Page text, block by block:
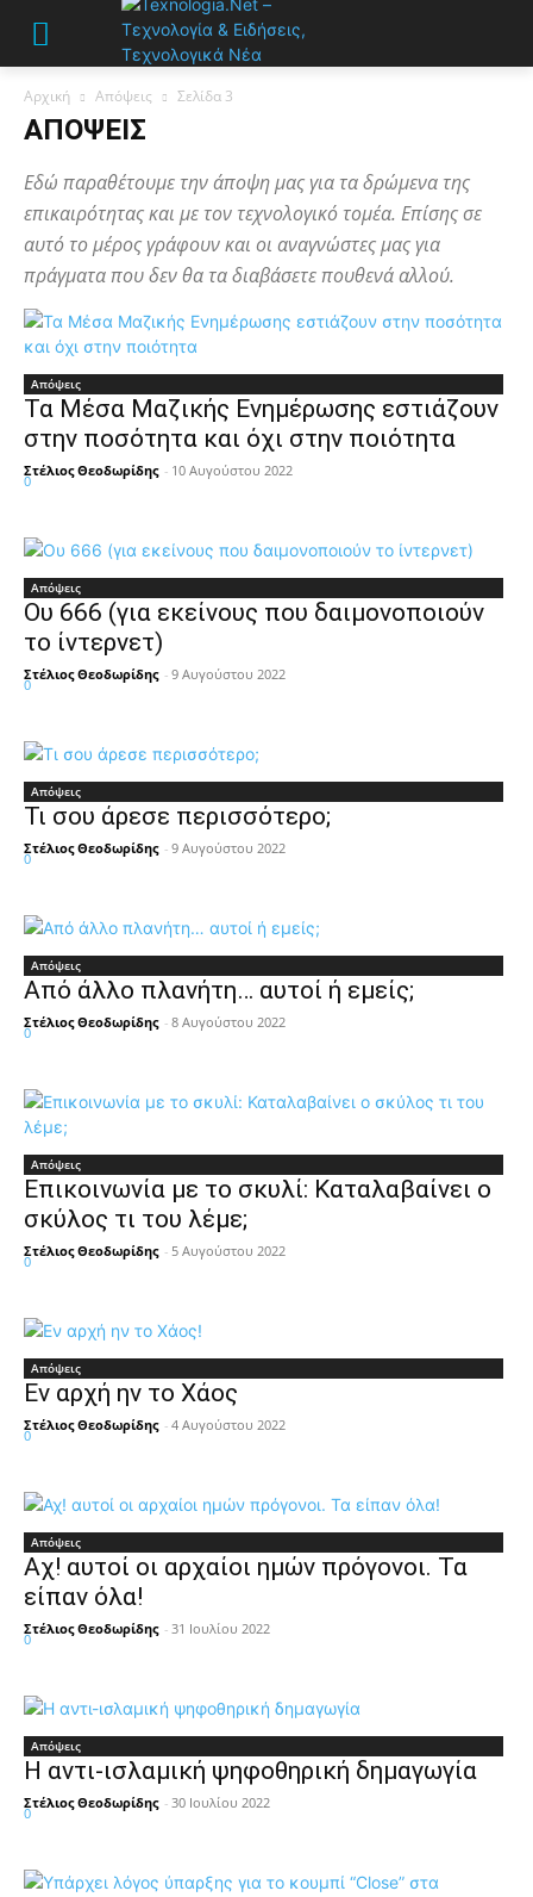
Αρχική Απόψεις Σελίδα 3
ΑΠΌΨΕΙΣ
Εδώ παραθέτουμε την άποψη μας για τα δρώμενα της
επικαιρότητας και με τον τεχνολογικό τομέα. Επίσης σε
αυτό το μέρος γράφουν και οι αναγνώστες μας για
πράγματα που δεν θα τα διαβάσετε πουθενά αλλού.
Απόψεις
Τα Μέσα Μαζικής Ενημέρωσης εστιάζουν
στην ποσότητα και όχι στην ποιότητα
Στέλιος Θεοδωρίδης - 10 Αυγούστου 2022
0
Απόψεις
Ου 666 (για εκείνους που δαιμονοποιούν
το ίντερνετ)
Στέλιος Θεοδωρίδης - 9 Αυγούστου 2022
0
Απόψεις
Τι σου άρεσε περισσότερο;
Στέλιος Θεοδωρίδης - 9 Αυγούστου 2022
0
Απόψεις
Από άλλο πλανήτη… αυτοί ή εμείς;
Στέλιος Θεοδωρίδης - 8 Αυγούστου 2022
0
Απόψεις
Επικοινωνία με το σκυλί: Καταλαβαίνει ο
σκύλος τι του λέμε;
Στέλιος Θεοδωρίδης - 5 Αυγούστου 2022
0
Απόψεις
Εν αρχή ην το Χάος
Στέλιος Θεοδωρίδης - 4 Αυγούστου 2022
0
Απόψεις
Αχ! αυτοί οι αρχαίοι ημών πρόγονοι. Τα
είπαν όλα!
Στέλιος Θεοδωρίδης - 31 Ιουλίου 2022
0
Απόψεις
Η αντι-ισλαμική ψηφοθηρική δημαγωγία
Στέλιος Θεοδωρίδης - 30 Ιουλίου 2022
0